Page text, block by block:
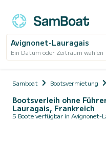
Avignonet-Lauragais
Ein Datum oder Zeitraum wählen
Samboat Bootsvermietung
Bootsverleih ohne
Lauragais, Frankreich
5 Boote verfügbar in Avignonet-